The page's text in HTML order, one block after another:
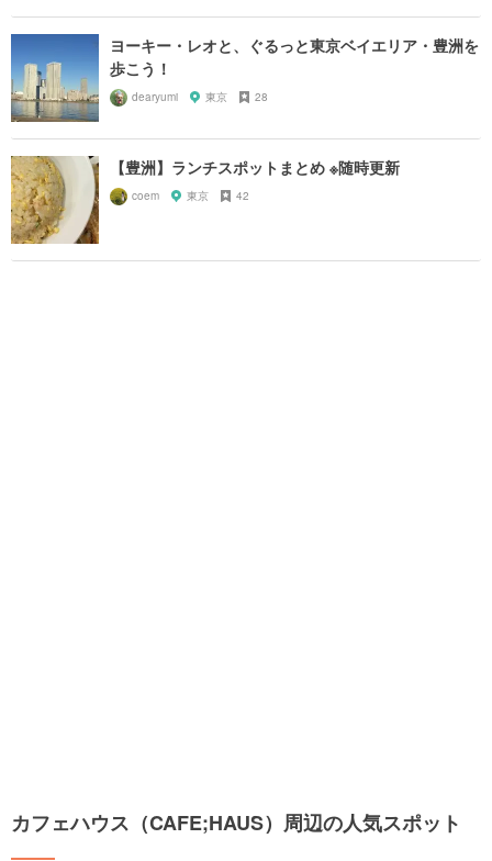
ヨーキー・レオと、ぐるっと東京ベイエリア・豊洲を
歩こう！
dearyumi 東京 28
【豊洲】ランチスポットまとめ ※随時更新
coem 東京 42
カフェハウス（CAFE;HAUS）周辺の人気スポット